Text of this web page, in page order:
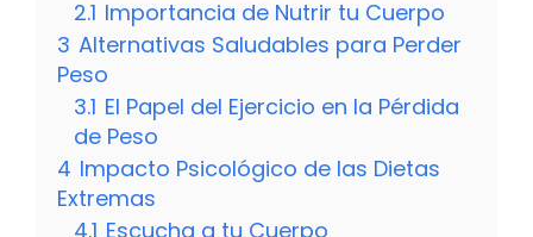
2.1 Importancia de Nutrir tu Cuerpo
3 Alternativas Saludables para Perder
Peso
3.1 El Papel del Ejercicio en la Pérdida
de Peso
4 Impacto Psicológico de las Dietas
Extremas
4.1 Escucha a tu Cuerpo